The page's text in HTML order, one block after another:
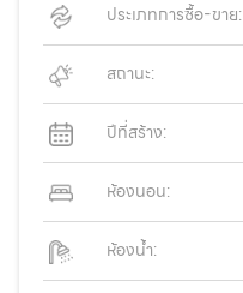
ประเภทการซื้อ-ขาย:
สถานะ:
ปีที่สร้าง:
ห้องนอน:
ห้องน้ำ: